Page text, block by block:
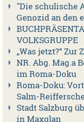
"Die schulische
Genozid an den
VOLKSGRUPPE
„Was jetzt?“
NR. Abg. Mag.a
im Roma-Doku
Roma-Doku:
Salm-
Stadt Salzburg
in Maxglan